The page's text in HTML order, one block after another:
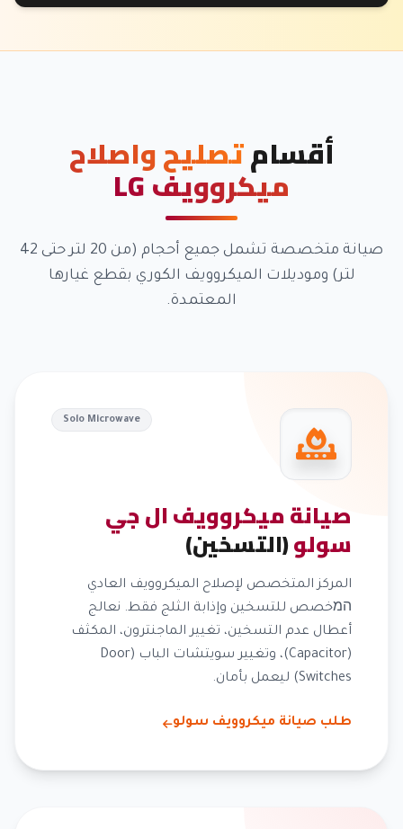
أقسامتصليح واصلاح
ميكروويف LG
صيانة متخصصة تشمل جميع أحجام (من 20 لتر حتى 42
لتر) وموديلات الميكروويف الكوري بقطع غيارها
المعتمدة.
Solo Microwave
صيانة ميكروويف ال جي
سولو(التسخين)
المركز المتخصص لإصلاح الميكروويف العادي
המخصص للتسخين وإذابة الثلج فقط. نعالج
أعطال عدم التسخين، تغيير الماجنترون، المكثف
(Capacitor)، وتغيير سويتشات الباب (Door
Switches) ليعمل بأمان.
طلب صيانة ميكروويف سولو